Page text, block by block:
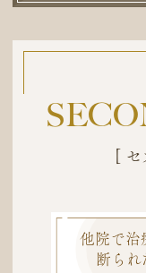
[ セ
他院で治
断られ